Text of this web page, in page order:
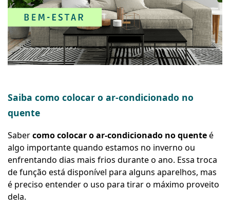
Saiba como colocar o ar-condicionado no
quente
Sabercomo colocar o ar-condicionado no quenteé
algo importante quando estamos no inverno ou
enfrentando dias mais frios durante o ano. Essa troca
de função está disponível para alguns aparelhos, mas
é preciso entender o uso para tirar o máximo proveito
dela.